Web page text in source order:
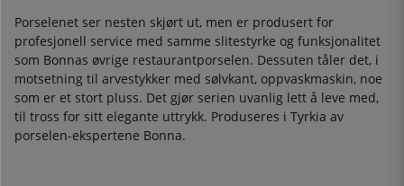
Porselenet ser nesten skjørt ut, men er produsert for
profesjonell service med samme slitestyrke og funksjonalitet
som Bonnas øvrige restaurantporselen. Dessuten tåler det, i
motsetning til arvestykker med sølvkant, oppvaskmaskin, noe
som er et stort pluss. Det gjør serien uvanlig lett å leve med,
til tross for sitt elegante uttrykk. Produseres i Tyrkia av
porselen-ekspertene Bonna.